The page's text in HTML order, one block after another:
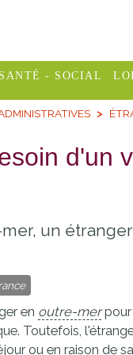
SANTÉ - SOCIAL
Centres
Départemental
Le SSIAD
des Trois
d'un
un
en outre-merpour
Toutefois,
ou en raison de